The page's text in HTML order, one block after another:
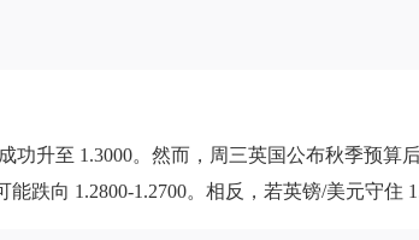
成功升至 1.3000。然而，周三英国公布秋季预算
跌向 1.2800-1.2700。相反，若英镑/美元守住